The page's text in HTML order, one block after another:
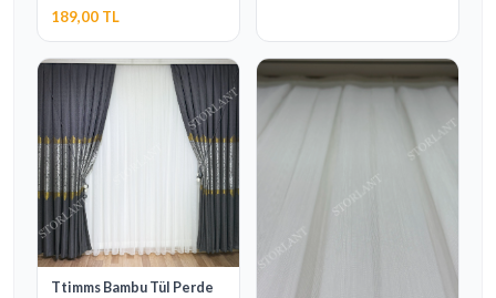
189,00 TL
Ttimms Bambu Tül Perde